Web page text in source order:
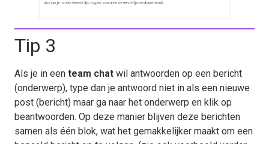
Tip 3
Als je in een team chat wil antwoorden op een bericht
(onderwerp), type dan je antwoord niet in als een nieuwe
post (bericht) maar ga naar het onderwerp en klik op
beantwoorden. Op deze manier blijven deze berichten
samen als één blok, wat het gemakkelijker maakt om een